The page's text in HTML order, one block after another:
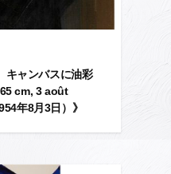
キャンバスに油彩
cm, 3 août
年8月3日）》